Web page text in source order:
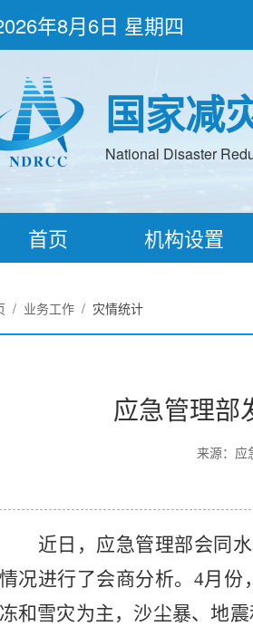
年8月6日 星期四
国家减
National Disaster
首页 机构设置
/ 业务工作/ 灾情统计
应急管理部
来源：应
近日，应急管理部会同
情况进行了会商分析。4月
冻和雪灾为主，沙尘暴、地